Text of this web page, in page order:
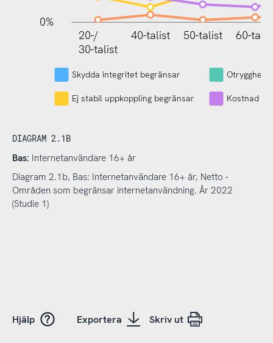
0%
20-/
30-talist
40-talist 50-talist 60-
Skydda integritet begränsar Otrygghet
Ej stabil uppkoppling begränsar Kostnad
DIAGRAM 2.1B
Bas: Internetanvändare 16+ år
Diagram 2.1b, Bas: Internetanvändare 16+ år, Netto -
Områden som begränsar internetanvändning. År 2022
(Studie 1)
Hjälp Exportera Skriv ut